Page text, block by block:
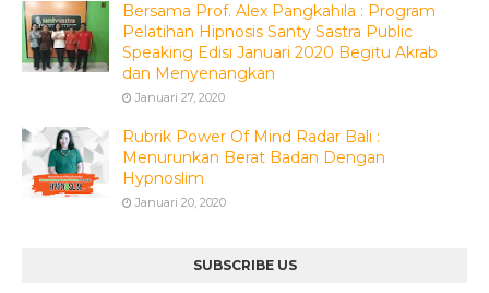
Bersama Prof. Alex Pangkahila : Program
Pelatihan Hipnosis Santy Sastra Public
Speaking Edisi Januari 2020 Begitu Akrab
dan Menyenangkan
Januari 27, 2020
Rubrik Power Of Mind Radar Bali :
Menurunkan Berat Badan Dengan
Hypnoslim
Januari 20, 2020
SUBSCRIBE US